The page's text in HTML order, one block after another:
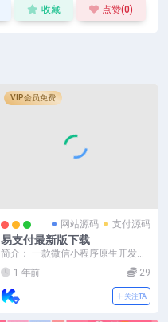
收藏 点赞(0)
VIP会员免费
网站源码 支付源码
易支付最新版下载
简介： 一款微信小程序原生开发的
实用型工具集合工具箱，可二开增
加工具功能 无需服...
1 年前 29
关注TA